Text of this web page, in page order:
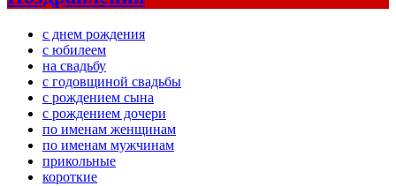
с днем рождения
с юбилеем
на свадьбу
с годовщиной свадьбы
с рождением сына
с рождением дочери
по именам женщинам
по именам мужчинам
прикольные
короткие